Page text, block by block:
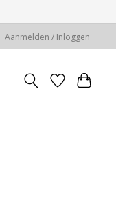
Aanmelden / Inloggen